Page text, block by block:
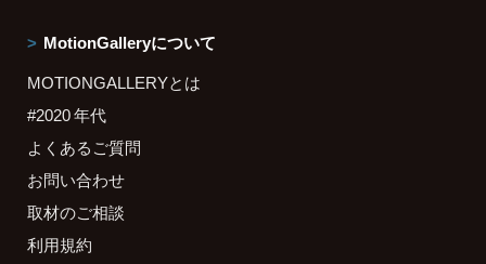
MotionGalleryについて
MOTIONGALLERYとは
#2020 年代
よくあるご質問
お問い合わせ
取材のご相談
利用規約